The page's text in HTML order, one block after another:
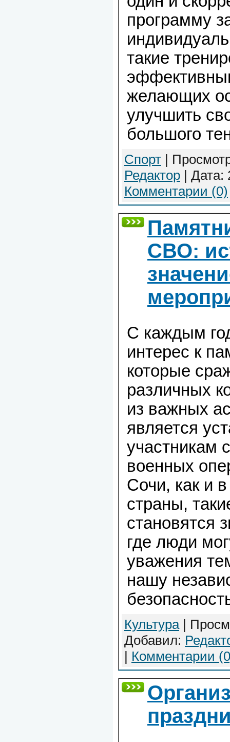
программу
такие
желающих
улучшить
большого
Спорт |
Редактор | Дата:
Комментарии (0)
СВО:
С каждым
интерес к
которые
различных
из важных
является
участникам
военных
Сочи, как и
страны,
становятся
где люди
уважения
нашу
Культура|
Добавил:
| Комментарии